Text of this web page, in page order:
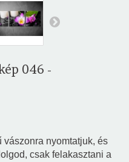
046 -
vászonra nyomtatjuk, és
csak felakasztani a